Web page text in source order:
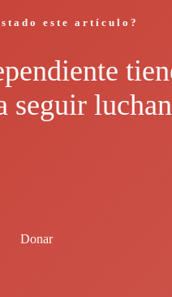
este artículo?
seguir
Donar